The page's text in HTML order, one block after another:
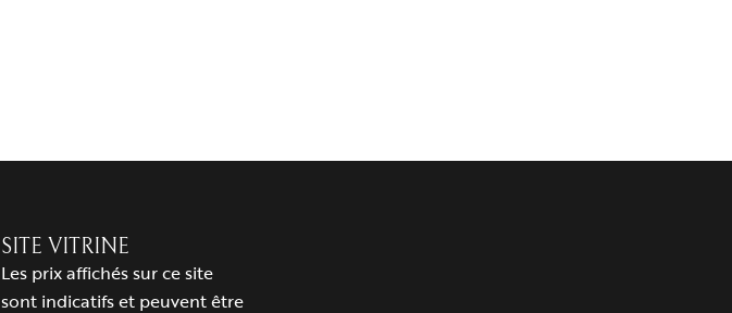
SITE VITRINE
Les prix affichés sur ce site
sont indicatifs et peuvent être